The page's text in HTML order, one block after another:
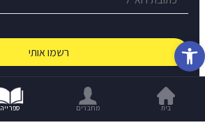
פתח סרגל נגישות
Build With Love -OCW בית מחברים ספרייה